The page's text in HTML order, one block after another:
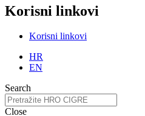
Korisni linkovi
Korisni linkovi
HR
EN
Search
Close